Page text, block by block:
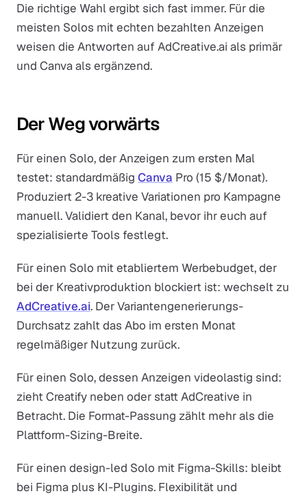
Die richtige Wahl ergibt sich fast immer. Für die
meisten Solos mit echten bezahlten Anzeigen
weisen die Antworten auf AdCreative.ai als primär
und Canva als ergänzend.
Der Weg vorwärts
Für einen Solo, der Anzeigen zum ersten Mal
testet: standardmäßig Canva Pro (15 $/Monat).
Produziert 2-3 kreative Variationen pro Kampagne
manuell. Validiert den Kanal, bevor ihr euch auf
spezialisierte Tools festlegt.
Für einen Solo mit etabliertem Werbebudget, der
bei der Kreativproduktion blockiert ist: wechselt zu
AdCreative.ai. Der Variantengenerierungs-
Durchsatz zahlt das Abo im ersten Monat
regelmäßiger Nutzung zurück.
Für einen Solo, dessen Anzeigen videolastig sind:
zieht Creatify neben oder statt AdCreative in
Betracht. Die Format-Passung zählt mehr als die
Plattform-Sizing-Breite.
Für einen design-led Solo mit Figma-Skills: bleibt
bei Figma plus KI-Plugins. Flexibilität und